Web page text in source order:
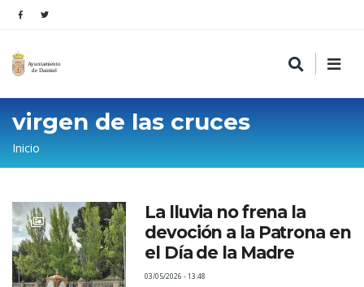
virgen de las cruces
Sobrescribir
enlaces
de
ayuda
a
la
Inicio
La lluvia no frena la
devoción a la Patrona en
el Día de la Madre
03/05/2026 - 13:48